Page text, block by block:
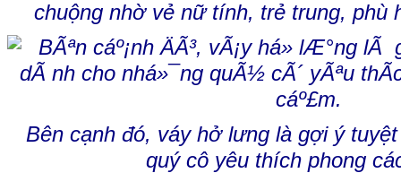
chuộng nhờ vẻ nữ tính, trẻ trung, phù
Bên cạnh đó, váy hở lưng là gợi ý
quý cô yêu thích phong